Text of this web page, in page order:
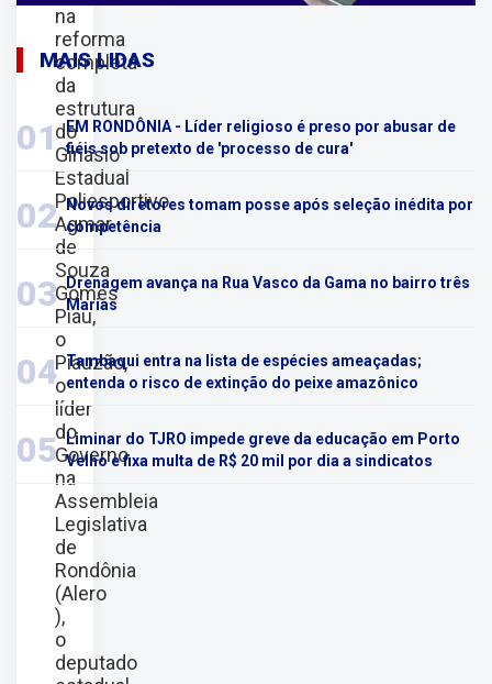
na
reforma
completa
da
estrutura
do
Ginásio
Estadual
Poliesportivo
Agmar
de
Souza
Gomes
Piau,
o
Piauzão,
o
líder
do
Governo
na
Assembleia
Legislativa
de
Rondônia
(Alero
),
o
deputado
MAIS LIDAS
01
EM RONDÔNIA - Líder religioso é preso por abusar de
fiéis sob pretexto de 'processo de cura'
02
Novos diretores tomam posse após seleção inédita por
competência
03
Drenagem avança na Rua Vasco da Gama no bairro três
Marias
04 Tambaqui entra na lista de espécies ameaçadas;
entenda o risco de extinção do peixe amazônico
05
Liminar do TJRO impede greve da educação em Porto
Velho e fixa multa de R$ 20 mil por dia a sindicatos